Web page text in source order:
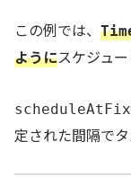
この例では、
ようにスケジュー
定された間隔で